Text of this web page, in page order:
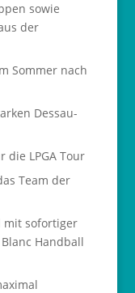
sowie
der
Sommer nach
Dessau-
die LPGA Tour
Team der
mit sofortiger
Handball